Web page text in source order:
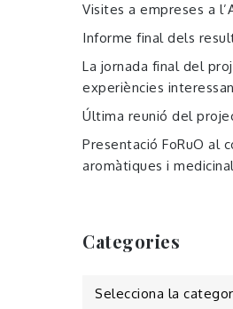
Visites a empreses a
Informe final dels
La jornada final del
experiències
Última reunió del
Presentació FoRuO al
aromàtiques i
Categories
Categories